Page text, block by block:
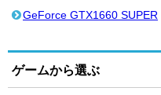
GeForce GTX1660 SUPER
ゲームから選ぶ